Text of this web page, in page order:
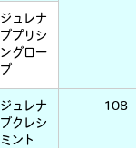
ジュレナ
ブプリシ
ングロー
ブ
ジュレナ
ブクレシ
ミント
108